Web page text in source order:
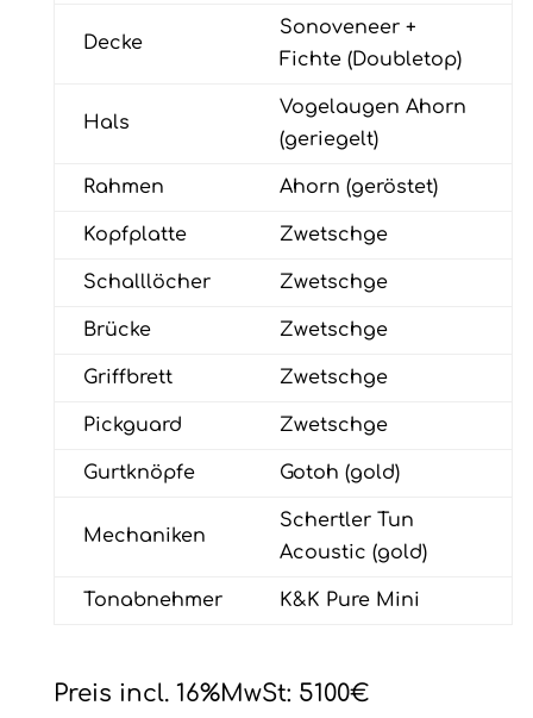
Decke
Sonoveneer +
Fichte (Doubletop)
Hals
Vogelaugen Ahorn
(geriegelt)
Rahmen Ahorn (geröstet)
Kopfplatte Zwetschge
Schalllöcher Zwetschge
Brücke Zwetschge
Griffbrett Zwetschge
Pickguard Zwetschge
Gurtknöpfe Gotoh (gold)
Mechaniken
Schertler Tun
Acoustic (gold)
Tonabnehmer K&K Pure Mini
Preis incl. 16%MwSt: 5100€